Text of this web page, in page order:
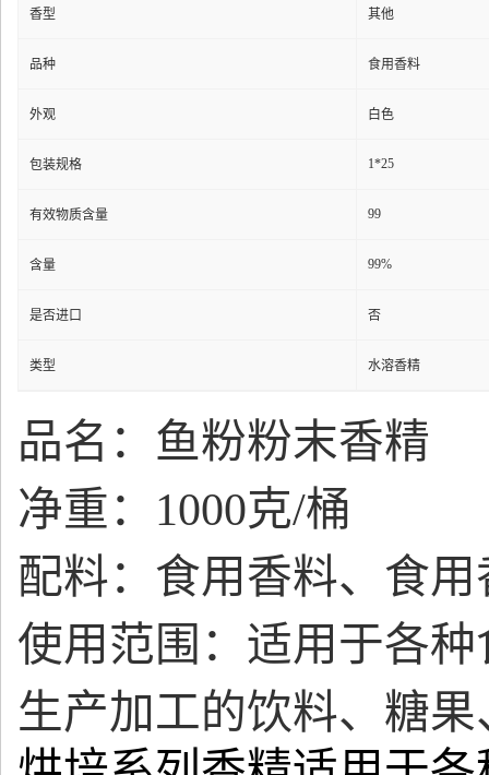
香型 其他
品种 食用香料
外观 白色
包装规格 1*25
有效物质含量 99
含量 99%
是否进口 否
类型 水溶香精
品名： 鱼粉粉末香精
净重：1000克/桶
配料：食用香料、食
使用范围：适用于各
生产加工的饮料、糖